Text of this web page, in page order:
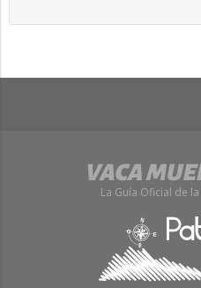
La Guía Oficial de